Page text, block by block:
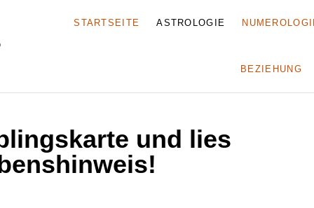
STARTSEITE ASTROLOGIE
BEZIEHUNG
und lies